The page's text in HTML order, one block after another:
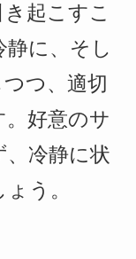
起こすこ
に、そし
つ、適切
好意のサ
、冷静に状
う。